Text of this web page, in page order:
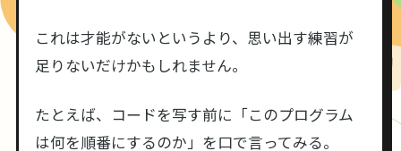
これは才能がないというより、思い出す練習が
足りないだけかもしれません。
たとえば、コードを写す前に「このプログラム
は何を順番にするのか」を口で言ってみる。